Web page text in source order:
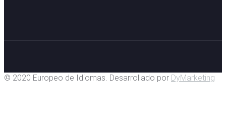
© 2020 Europeo de Idiomas. Desarrollado por DyMarketing